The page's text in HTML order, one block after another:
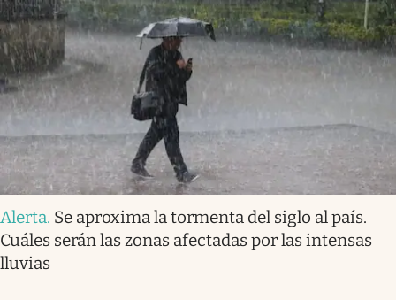
Alerta. Se aproxima la tormenta del siglo al país.
Cuáles serán las zonas afectadas por las intensas
lluvias